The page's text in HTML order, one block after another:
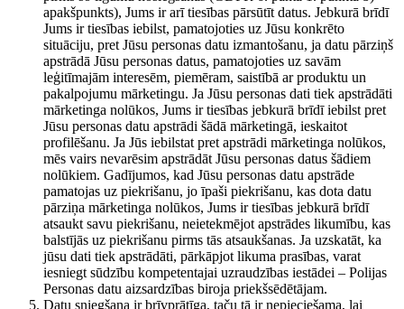
apakšpunkts), Jums ir arī tiesības pārsūtīt datus. Jebkurā brīdī
Jums ir tiesības iebilst, pamatojoties uz Jūsu konkrēto
situāciju, pret Jūsu personas datu izmantošanu, ja datu pārziņš
apstrādā Jūsu personas datus, pamatojoties uz savām
leģitīmajām interesēm, piemēram, saistībā ar produktu un
pakalpojumu mārketingu. Ja Jūsu personas dati tiek apstrādāti
mārketinga nolūkos, Jums ir tiesības jebkurā brīdī iebilst pret
Jūsu personas datu apstrādi šādā mārketingā, ieskaitot
profilēšanu. Ja Jūs iebilstat pret apstrādi mārketinga nolūkos,
mēs vairs nevarēsim apstrādāt Jūsu personas datus šādiem
nolūkiem. Gadījumos, kad Jūsu personas datu apstrāde
pamatojas uz piekrišanu, jo īpaši piekrišanu, kas dota datu
pārziņa mārketinga nolūkos, Jums ir tiesības jebkurā brīdī
atsaukt savu piekrišanu, neietekmējot apstrādes likumību, kas
balstījās uz piekrišanu pirms tās atsaukšanas. Ja uzskatāt, ka
jūsu dati tiek apstrādāti, pārkāpjot likuma prasības, varat
iesniegt sūdzību kompetentajai uzraudzības iestādei – Polijas
Personas datu aizsardzības biroja priekšsēdētājam.
Datu sniegšana ir brīvprātīga, taču tā ir nepieciešama, lai